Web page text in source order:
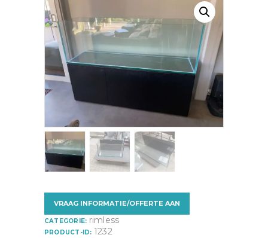
VRAAG INFORMATIE/OFFERTE AAN
CATEGORIE: rimless
PRODUCT-ID: 1232